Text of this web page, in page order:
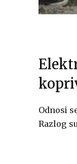
Odnosi
Razlog